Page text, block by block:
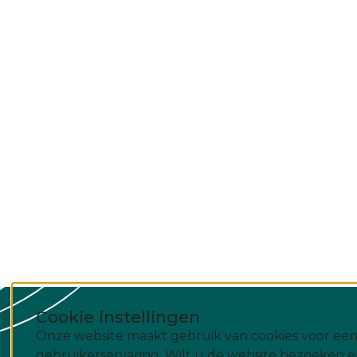
Cookie instellingen
Onze website maakt gebruik van cookies voor